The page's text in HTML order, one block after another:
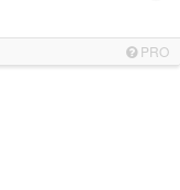
PRO